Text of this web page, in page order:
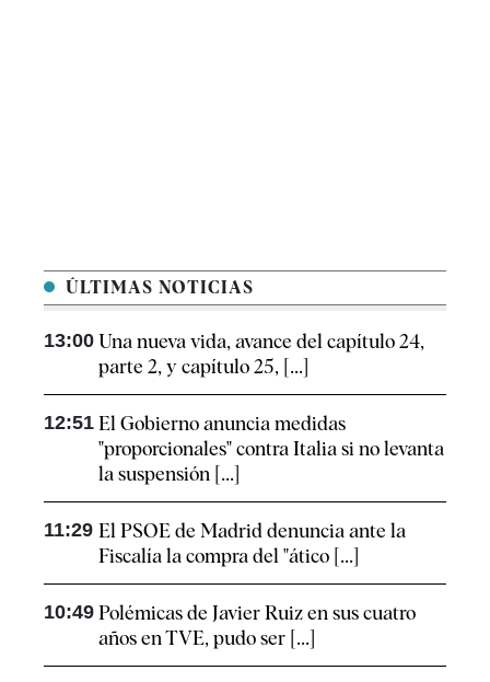
ÚLTIMAS NOTICIAS
13:00 Una nueva vida, avance del capítulo 24,
parte 2, y capítulo 25, [...]
12:51 El Gobierno anuncia medidas
"proporcionales" contra Italia si no levanta
la suspensión [...]
11:29 El PSOE de Madrid denuncia ante la
Fiscalía la compra del "ático [...]
10:49 Polémicas de Javier Ruiz en sus cuatro
años en TVE, pudo ser [...]